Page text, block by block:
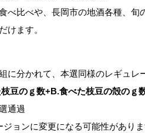
べ比べや、長岡市の地酒各種、旬
けます。
に分かれて、本選同様のレギュレ
豆のｇ数+B.食べた枝豆の殻のｇ
通過
ョンに変更になる可能性がありま